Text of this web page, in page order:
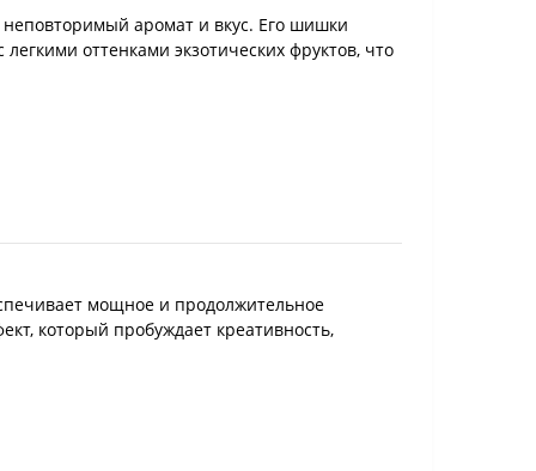
аромат и вкус. Его шишки
оттенками экзотических фруктов, что
мощное и продолжительное
который пробуждает креативность,